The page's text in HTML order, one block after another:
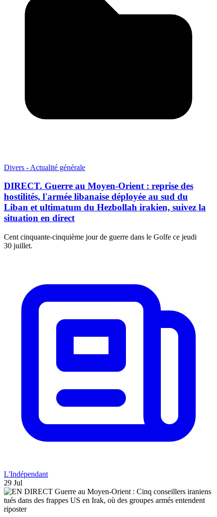
Divers - Actualité générale
DIRECT. Guerre au Moyen-Orient : reprise des
hostilités, l'armée libanaise déployée au sud du
Liban et ultimatum du Hezbollah irakien, suivez la
situation en direct
Cent cinquante-cinquième jour de guerre dans le Golfe ce jeudi
30 juillet.
L'Indépendant
29 Jul